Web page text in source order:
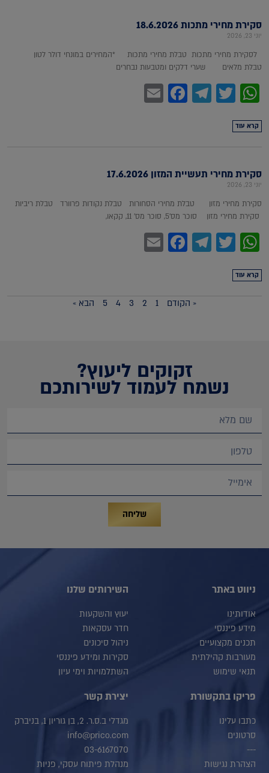
סקירת מחירי מתכות 18.6.2026
יוני 23, 2026
לסקירת מחירי מתכות טבלת מחירי מתכות *המחירים במונחי דולר לטון
טבלת מלאים שערי דלקים ומטבעות נבחרים
WhatsApp
Twitter
Telegram
Facebook
קרא עוד
סקירת מחירי תעשיית המזון 17.6.2026
יוני 23, 2026
סקירת מחירי מזון טבלת מחירי הסחורות טבלת נקודות פרוורד טבלת ריביות
סקירת מחירי מזון סוכר מס'5, סוכר מס' 11, קקאו,
WhatsApp
Twitter
Telegram
Facebook
קרא עוד
« הקודם 1
2
3
4
5 הבא »
זקוקים ליעוץ?
נשמח לעמוד לשירותכם
שליחה
ניווט באתר
אודותינו
מידע פיננסי
תכנים מקצועיים
מעורבות קהילתית
תנאי שימוש
השירותים שלנו
יעוץ והשקעות
חדר עסקאות
ניהול סיכונים
סקירות ומידע פיננסי
השתלמויות וימי עיון
פריקו בתקשורת
כתבו עלינו
סרטונים
---
הצהרת נגישות
יצירת קשר
מגדלי ב.ס.ר. 2, בן גוריון 1, בניברק
info@prico.com
03-6167070
מנהלת פיתוח עסקי, פניות